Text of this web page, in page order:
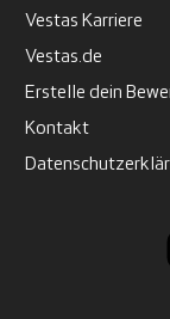
Vestas Karriere
Vestas.de
Erstelle dein
Kontakt